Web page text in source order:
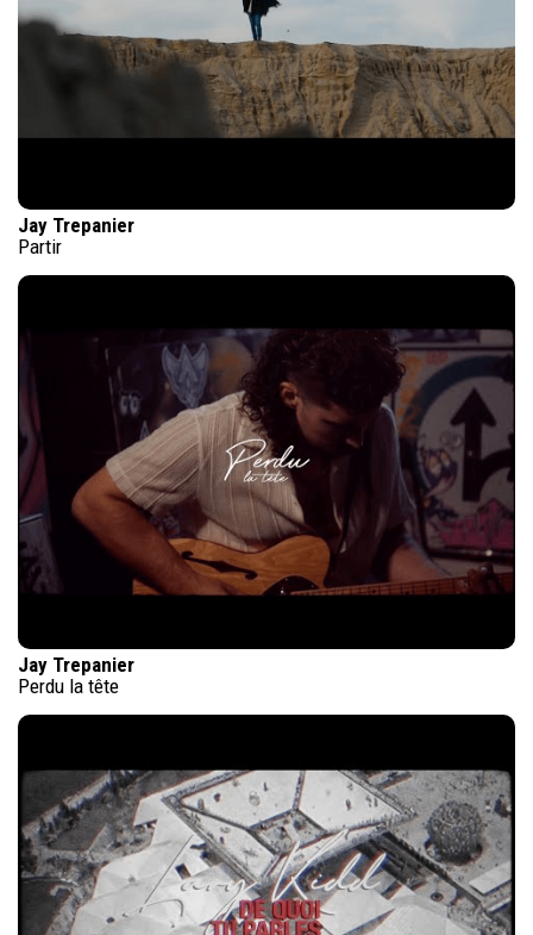
Jay Trepanier
Partir
Jay Trepanier
Perdu la tête